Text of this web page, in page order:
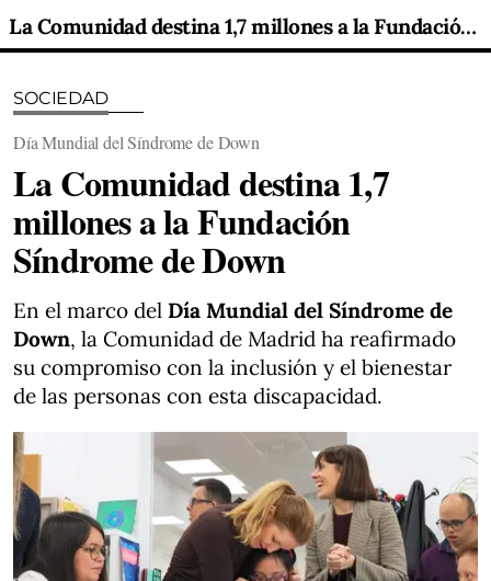
La Comunidad destina 1,7 millones a la Fundación Síndrome de Down
SOCIEDAD
Día Mundial del Síndrome de Down
La Comunidad destina 1,7
millones a la Fundación
Síndrome de Down
En el marco del Día Mundial del Síndrome de
Down, la Comunidad de Madrid ha reafirmado
su compromiso con la inclusión y el bienestar
de las personas con esta discapacidad.